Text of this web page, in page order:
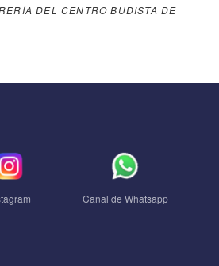
DEL CENTRO BUDISTA DE
Canal de Whatsapp